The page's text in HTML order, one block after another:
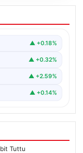
geçti.
için
▲ +0.18%
▲ +0.32%
▲ +2.59%
▲ +0.14%
Tuttu